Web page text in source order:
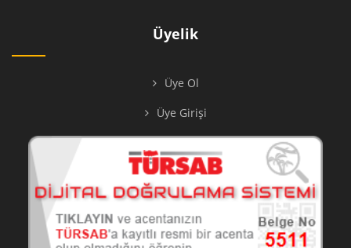
Üyelik
Üye Ol
Üye Girişi